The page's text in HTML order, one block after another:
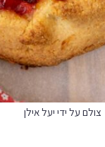
צולם על ידי יעל אילן